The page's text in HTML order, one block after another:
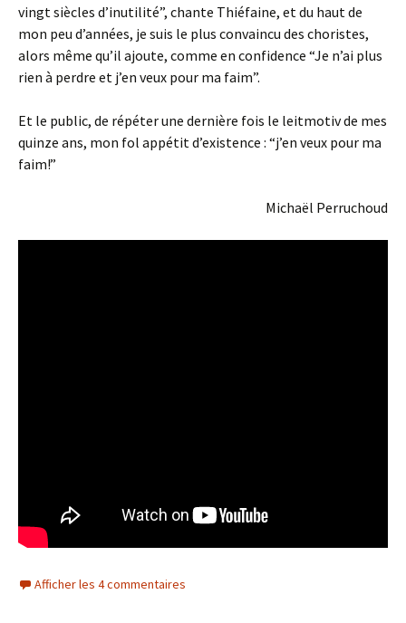
vingt siècles d’inutilité”, chante Thiéfaine, et du haut de
mon peu d’années, je suis le plus convaincu des choristes,
alors même qu’il ajoute, comme en confidence “Je n’ai plus
rien à perdre et j’en veux pour ma faim”.
Et le public, de répéter une dernière fois le leitmotiv de mes
quinze ans, mon fol appétit d’existence : “j’en veux pour ma
faim!”
Michaël Perruchoud
Afficher les 4 commentaires